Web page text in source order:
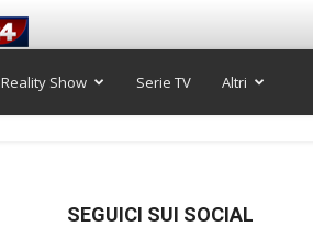
Reality Show Serie TV Altri
SEGUICI SUI SOCIAL